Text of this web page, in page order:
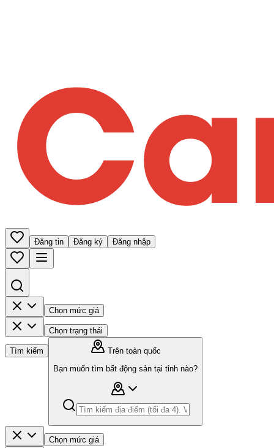
Đăng tin Đăng ký Đăng nhập
Chọn mức giá
Chọn trạng thái
Tìm kiếm
Trên toàn quốc
Bạn muốn tìm bất động sản tại tỉnh nào?
Chọn mức giá